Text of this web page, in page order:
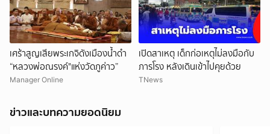
เศร้าสูญเสียพระเกจิดังเมืองน้ำดำ
“หลวงพ่อณรงค์"แห่งวัดภูค่าว”
Manager Online
เปิดสาเหตุ เด็กก่อเหตุไม่ลงมือกับ
ภารโรง หลังเดินเข้าไปคุยด้วย
TNews
ข่าวและบทความยอดนิยม